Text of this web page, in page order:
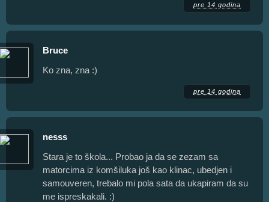
pre 14 godina
Bruce
Ko zna, zna :)
pre 14 godina
nesss
Stara je to škola... Probao ja da se zezam sa
matorcima iz komšiluka još kao klinac, ubedjen i
samouveren, trebalo mi pola sata da ukapiram da su
me ispreskakali. :)